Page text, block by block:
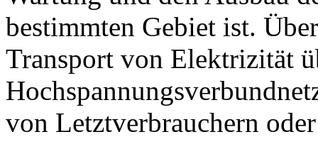
bestimmten Gebiet ist.
Transport von Elektrizität
von Letztverbrauchern